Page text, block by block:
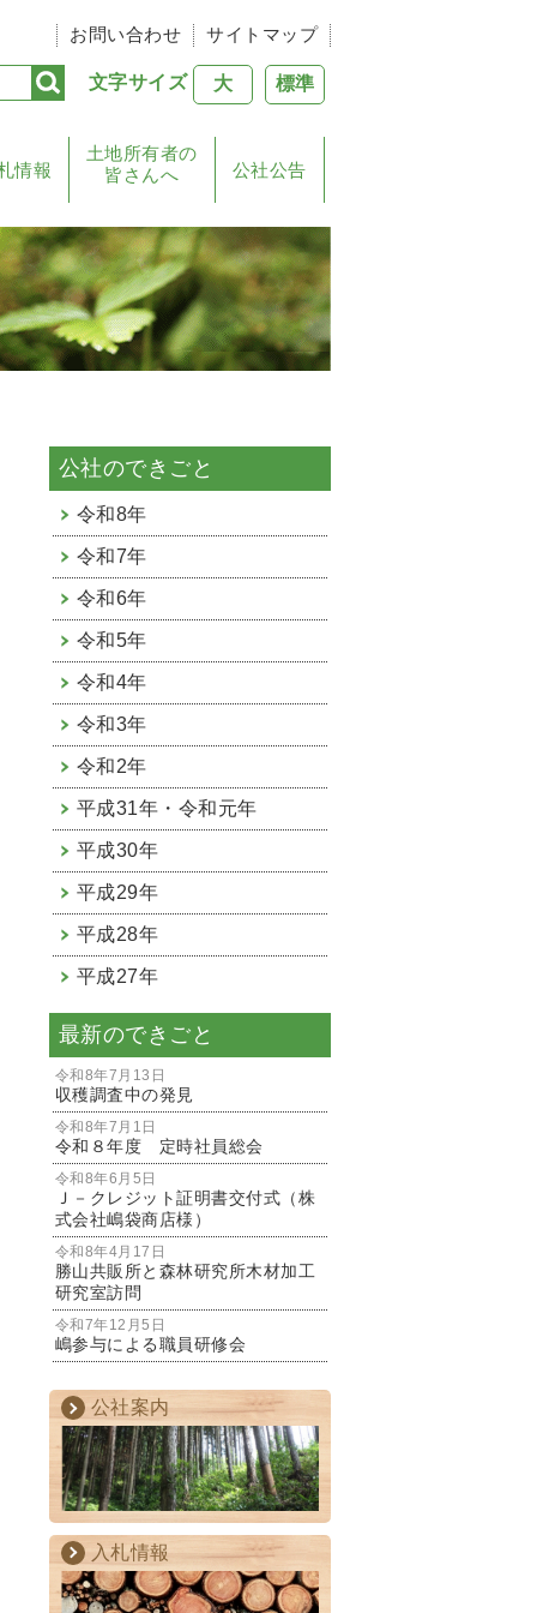
お問い合わせ サイトマップ
文字サイズ 標準
大
情報
土地所有者の
皆さんへ
公社公告
公社のできごと
令和8年
令和7年
令和6年
令和5年
令和4年
令和3年
令和2年
平成31年・令和元年
平成30年
平成29年
平成28年
平成27年
最新のできごと
令和8年7月13日
収穫調査中の発見
令和8年7月1日
令和８年度 定時社員総会
令和8年6月5日
Ｊ－クレジット証明書交付式（株
式会社嶋袋商店様）
令和8年4月17日
勝山共販所と森林研究所木材加工
研究室訪問
令和7年12月5日
嶋参与による職員研修会
公社案内
入札情報